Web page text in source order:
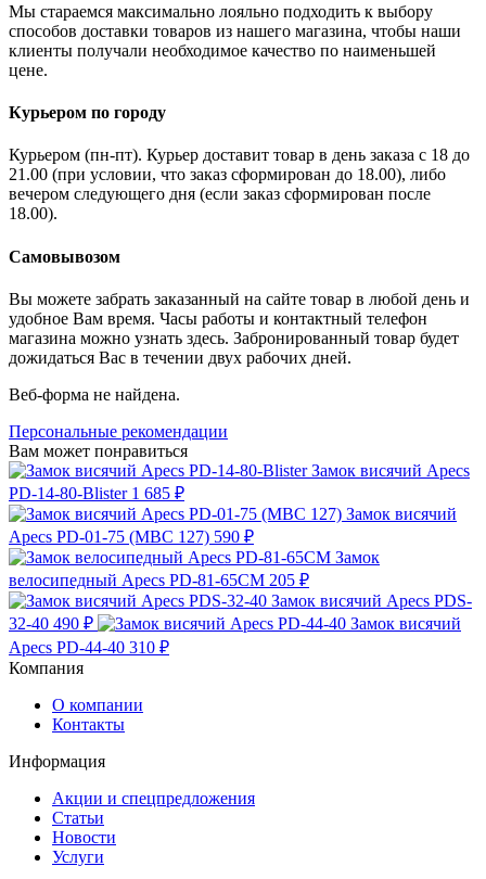
Мы стараемся максимально лояльно подходить к выбору
способов доставки товаров из нашего магазина, чтобы наши
клиенты получали необходимое качество по наименьшей
цене.
Курьером по городу
Курьером (пн-пт). Курьер доставит товар в день заказа с 18 до
21.00 (при условии, что заказ сформирован до 18.00), либо
вечером следующего дня (если заказ сформирован после
18.00).
Самовывозом
Вы можете забрать заказанный на сайте товар в любой день и
удобное Вам время. Часы работы и контактный телефон
магазина можно узнать здесь. Забронированный товар будет
дожидаться Вас в течении двух рабочих дней.
Веб-форма не найдена.
Персональные рекомендации
Вам может понравиться
Замок висячий Apecs
PD-14-80-Blister 1 685 ₽
Замок висячий
Apecs PD-01-75 (МВС 127) 590 ₽
Замок
велосипедный Apecs PD-81-65CM 205 ₽
Замок висячий Apecs PDS-
32-40 490 ₽
Замок висячий
Apecs PD-44-40 310 ₽
Компания
О компании
Контакты
Информация
Акции и спецпредложения
Статьи
Новости
Услуги